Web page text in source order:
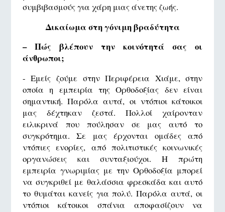
συμβιβασμούς για χάρη μιας άνετης ζωής.
Δικαίωμα στη γόνιμη βραδύτητα
– Πώς βλέπουν την κοινότητά σας οι
άνθρωποι;
- Εμείς ζούμε στην Περιφέρεια Χιάμε, στην
οποία η εμπειρία της Ορθοδοξίας δεν είναι
σημαντική. Παρόλα αυτά, οι ντόπιοι κάτοικοι
μας δέχτηκαν ζεστά. Πολλοί χαίρονταν
ειλικρινά που πούλησαν σε μας αυτό το
συγκρότημα. Σε μας έρχονται ομάδες από
ντόπιες ενορίες, από πολιτιστικές κοινωνικές
οργανώσεις και συνταξιούχοι. Η πρώτη
εμπειρία γνωριμίας με την Ορθοδοξία μπορεί
να συγκριθεί με θαλάσσια φρεσκάδα και αυτό
το θυμάται κανείς για πολύ. Παρόλα αυτά, οι
ντόπιοι κάτοικοι σπάνια αποφασίζουν να